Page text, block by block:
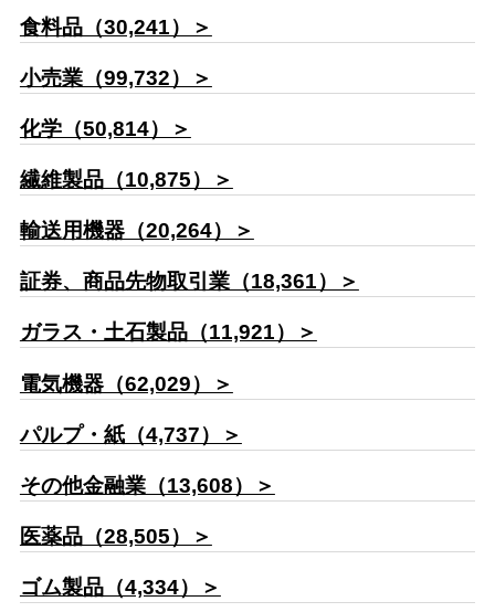
食料品（30,241）＞
小売業（99,732）＞
化学（50,814）＞
繊維製品（10,875）＞
輸送用機器（20,264）＞
証券、商品先物取引業（18,361）＞
ガラス・土石製品（11,921）＞
電気機器（62,029）＞
パルプ・紙（4,737）＞
その他金融業（13,608）＞
医薬品（28,505）＞
ゴム製品（4,334）＞